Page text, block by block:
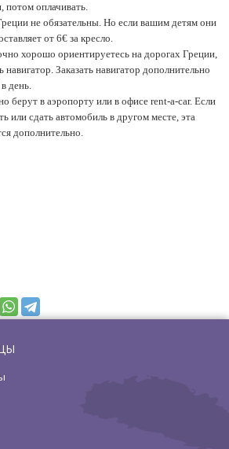
потом оплачивать.
не обязательны. Но если вашим детям они
от 6€ за кресло.
хорошо ориентируетесь на дорогах Греции,
навигатор. Заказать навигатор дополнительно
день.
берут в аэропорту или в офисе rent-a-car. Если
или сдать автомобиль в другом месте, эта
дополнительно.